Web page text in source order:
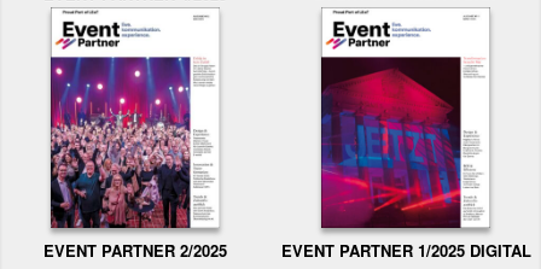
EVENT PARTNER 2/2025 EVENT PARTNER 1/2025 DIGITAL